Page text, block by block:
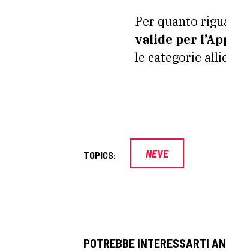
Per quanto
valide per
le categorie
TOPICS: NEVE
POTREBBE INTERESSARTI